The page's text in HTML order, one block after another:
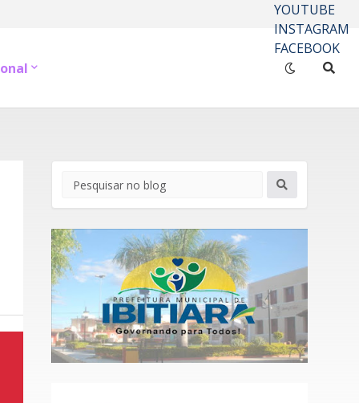
YOUTUBE
INSTAGRAM
FACEBOOK